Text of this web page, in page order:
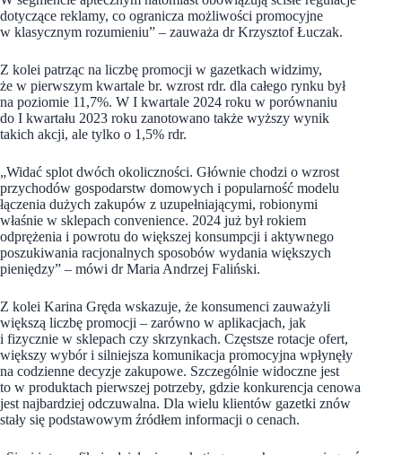
dotyczące reklamy, co ogranicza możliwości promocyjne
w klasycznym rozumieniu” – zauważa dr Krzysztof Łuczak.
Z kolei patrząc na liczbę promocji w gazetkach widzimy,
że w pierwszym kwartale br. wzrost rdr. dla całego rynku był
na poziomie 11,7%. W I kwartale 2024 roku w porównaniu
do I kwartału 2023 roku zanotowano także wyższy wynik
takich akcji, ale tylko o 1,5% rdr.
„Widać splot dwóch okoliczności. Głównie chodzi o wzrost
przychodów gospodarstw domowych i popularność modelu
łączenia dużych zakupów z uzupełniającymi, robionymi
właśnie w sklepach convenience. 2024 już był rokiem
odprężenia i powrotu do większej konsumpcji i aktywnego
poszukiwania racjonalnych sposobów wydania większych
pieniędzy” – mówi dr Maria Andrzej Faliński.
Z kolei Karina Gręda wskazuje, że konsumenci zauważyli
większą liczbę promocji – zarówno w aplikacjach, jak
i fizycznie w sklepach czy skrzynkach. Częstsze rotacje ofert,
większy wybór i silniejsza komunikacja promocyjna wpłynęły
na codzienne decyzje zakupowe. Szczególnie widoczne jest
to w produktach pierwszej potrzeby, gdzie konkurencja cenowa
jest najbardziej odczuwalna. Dla wielu klientów gazetki znów
stały się podstawowym źródłem informacji o cenach.